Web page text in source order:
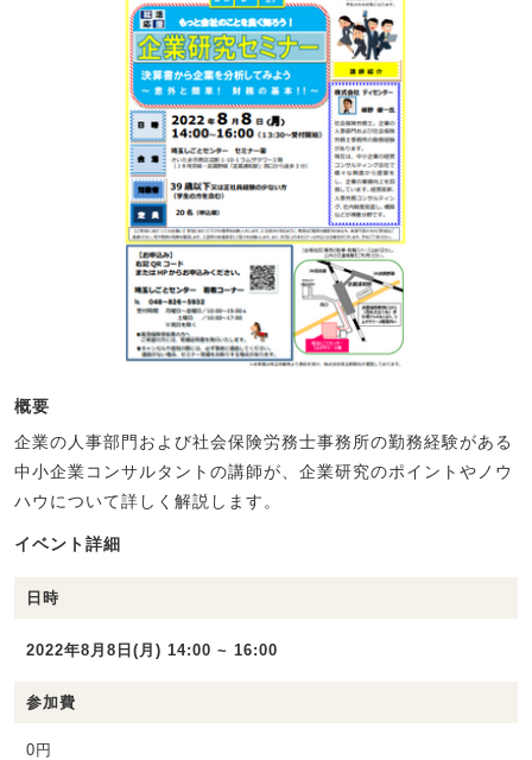
概要
企業の人事部門および社会保険労務士事務所の勤務経験がある
中小企業コンサルタントの講師が、企業研究のポイントやノウ
ハウについて詳しく解説します。
イベント詳細
日時
2022年8月8日(月) 14:00 ~ 16:00
参加費
0円